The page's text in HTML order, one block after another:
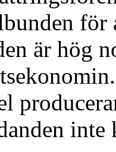
för
är hög
inte